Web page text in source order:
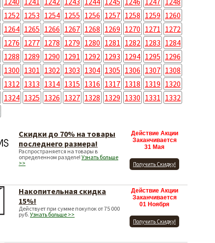
1252 1253 1254 1255 1256 1257 1258 1259 1260
1264 1265 1266 1267 1268 1269 1270 1271 1272
1276 1277 1278 1279 1280 1281 1282 1283 1284
1288 1289 1290 1291 1292 1293 1294 1295 1296
1300 1301 1302 1303 1304 1305 1306 1307 1308
1312 1313 1314 1315 1316 1317 1318 1319 1320
1324 1325 1326 1327 1328 1329 1330 1331 1332
Скидки до 70% на товары
последнего размера!
Распространяется на товары в
определенном разделе! Узнать больше
>>
Действие Акции
Заканчивается
31 Мая
Получить Скидку!
Накопительная скидка
15%!
Действует при сумме покупок от 75 000
руб. Узнать больше >>
Действие Акции
Заканчивается
01 Ноября
Получить Скидку!